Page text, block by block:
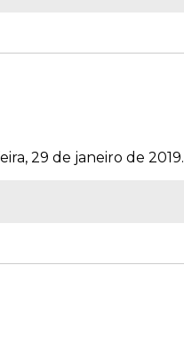
29 de janeiro de 2019.